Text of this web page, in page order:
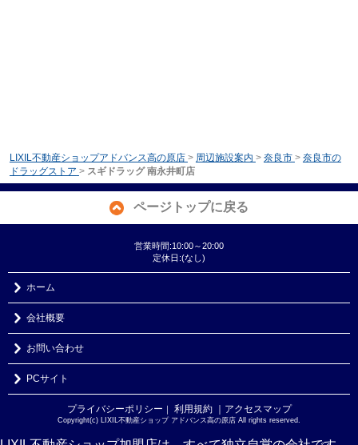
LIXIL不動産ショップアドバンス高の原店 > 周辺施設案内 > 奈良市 > 奈良市の
ドラッグストア > スギドラッグ 南永井町店
ページトップに戻る
営業時間:10:00～20:00
定休日:(なし)
ホーム
会社概要
お問い合わせ
PCサイト
プライバシーポリシー ｜ 利用規約 ｜アクセスマップ
Copyright(c) LIXIL不動産ショップ アドバンス高の原店 All rights reserved.